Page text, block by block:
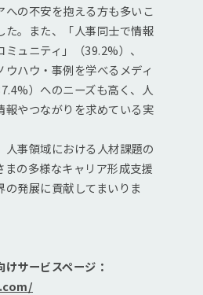
への不安を抱える方も多いこ
た。また、「人事同士で情報
ュニティ」（39.2%）、
ウハウ・事例を学べるメディ
）へのニーズも高く、人
報やつながりを求めている実
人事領域における人材課題の
まの多様なキャリア形成支援
発展に貢献してまいりま
けサービスページ：